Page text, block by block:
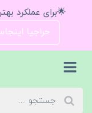
🌟برای عملکرد
حراجیا